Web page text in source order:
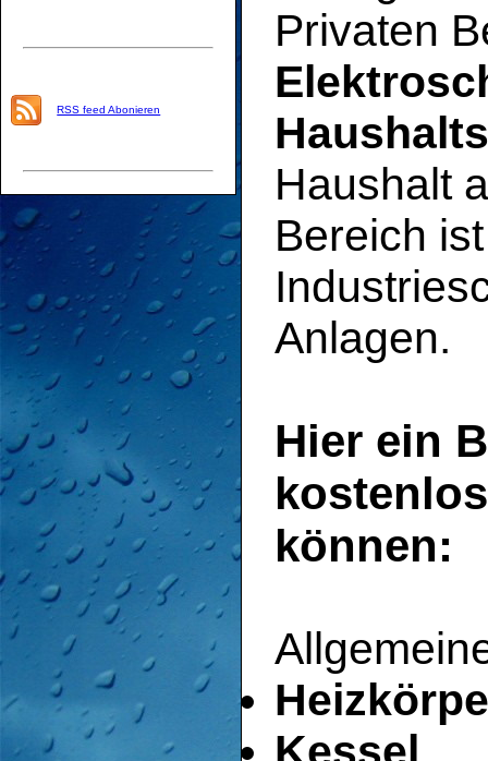
RSS feed Abonieren
Privaten
Haushalt
Bereich
Anlagen.
Hier ein
können: